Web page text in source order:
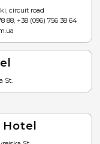
circuit road
88, +38 (096) 756 38 64
St.